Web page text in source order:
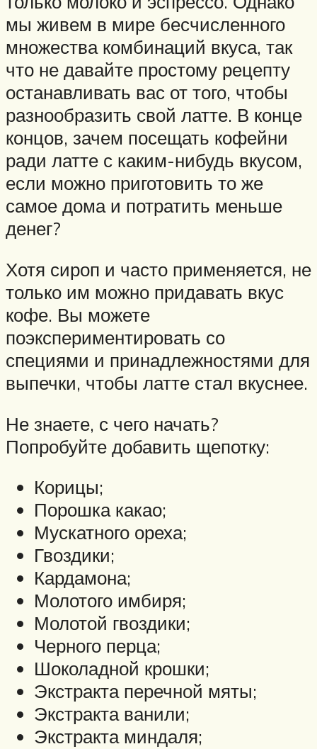
мы живем в мире бесчисленного
множества комбинаций вкуса, так
что не давайте простому рецепту
останавливать вас от того, чтобы
разнообразить свой латте. В конце
концов, зачем посещать кофейни
ради латте с каким-нибудь вкусом,
если можно приготовить то же
самое дома и потратить меньше
денег?
Хотя сироп и часто применяется, не
только им можно придавать вкус
кофе. Вы можете
поэкспериментировать со
специями и принадлежностями для
выпечки, чтобы латте стал вкуснее.
Не знаете, с чего начать?
Попробуйте добавить щепотку:
Корицы;
Порошка какао;
Мускатного ореха;
Гвоздики;
Кардамона;
Молотого имбиря;
Молотой гвоздики;
Черного перца;
Шоколадной крошки;
Экстракта перечной мяты;
Экстракта ванили;
Экстракта миндаля;